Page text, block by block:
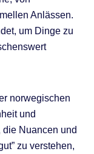
Anlässen.
um Dinge zu
norwegischen
und
Nuancen und
zu verstehen,